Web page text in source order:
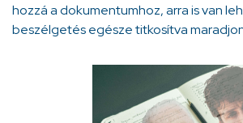
hozzá a dokumentumhoz, arra is van
beszélgetés egésze titkosítva